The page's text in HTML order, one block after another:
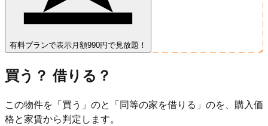
有料プランで表示 月額990円で見放題！
買う？ 借りる？
この物件を「買う」のと「同等の家を借りる」のを、購入価
格と家賃から判定します。